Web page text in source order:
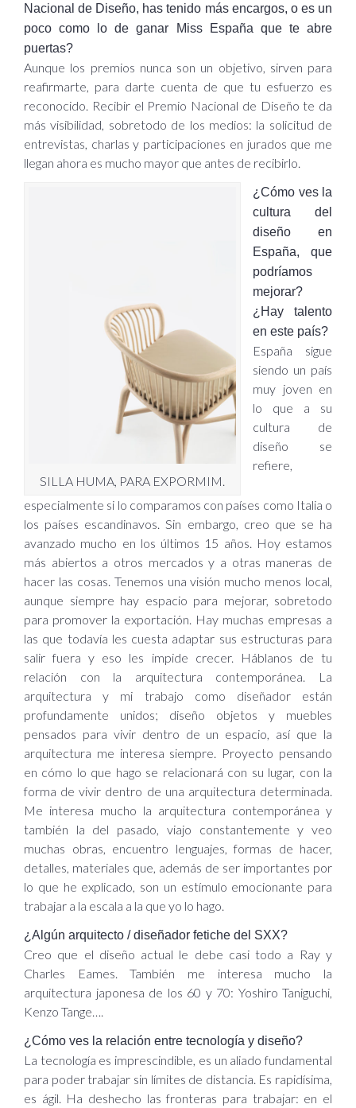
Nacional de Diseño, has tenido más encargos, o es un
poco como lo de ganar Miss España que te abre
puertas?
Aunque los premios nunca son un objetivo, sirven para
reafirmarte, para darte cuenta de que tu esfuerzo es
reconocido. Recibir el Premio Nacional de Diseño te da
más visibilidad, sobretodo de los medios: la solicitud de
entrevistas, charlas y participaciones en jurados que me
llegan ahora es mucho mayor que antes de recibirlo.
SILLA HUMA, PARA EXPORMIM.
¿Cómo ves la
cultura del
diseño en
España, que
podríamos
mejorar?
¿Hay talento
en este país?
España sigue
siendo un país
muy joven en
lo que a su
cultura de
diseño se
refiere,
especialmente si lo comparamos con países como Italia o
los países escandinavos. Sin embargo, creo que se ha
avanzado mucho en los últimos 15 años. Hoy estamos
más abiertos a otros mercados y a otras maneras de
hacer las cosas. Tenemos una visión mucho menos local,
aunque siempre hay espacio para mejorar, sobretodo
para promover la exportación. Hay muchas empresas a
las que todavía les cuesta adaptar sus estructuras para
salir fuera y eso les impide crecer. Háblanos de tu
relación con la arquitectura contemporánea. La
arquitectura y mi trabajo como diseñador están
profundamente unidos; diseño objetos y muebles
pensados para vivir dentro de un espacio, así que la
arquitectura me interesa siempre. Proyecto pensando
en cómo lo que hago se relacionará con su lugar, con la
forma de vivir dentro de una arquitectura determinada.
Me interesa mucho la arquitectura contemporánea y
también la del pasado, viajo constantemente y veo
muchas obras, encuentro lenguajes, formas de hacer,
detalles, materiales que, además de ser importantes por
lo que he explicado, son un estímulo emocionante para
trabajar a la escala a la que yo lo hago.
¿Algún arquitecto / diseñador fetiche del SXX?
Creo que el diseño actual le debe casi todo a Ray y
Charles Eames. También me interesa mucho la
arquitectura japonesa de los 60 y 70: Yoshiro Taniguchi,
Kenzo Tange….
¿Cómo ves la relación entre tecnología y diseño?
La tecnología es imprescindible, es un aliado fundamental
para poder trabajar sin límites de distancia. Es rapidísima,
es ágil. Ha deshecho las fronteras para trabajar: en el